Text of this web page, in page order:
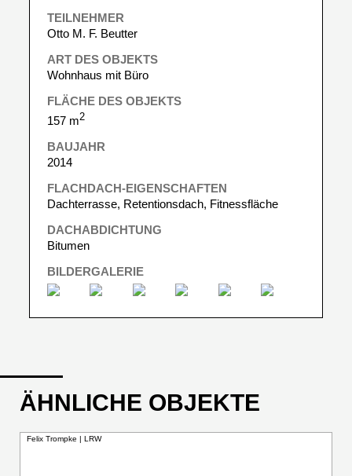
TEILNEHMER
Otto M. F. Beutter
ART DES OBJEKTS
Wohnhaus mit Büro
FLÄCHE DES OBJEKTS
157 m2
BAUJAHR
2014
FLACHDACH-EIGENSCHAFTEN
Dachterrasse, Retentionsdach, Fitnessfläche
DACHABDICHTUNG
Bitumen
BILDERGALERIE
ÄHNLICHE OBJEKTE
Felix Trompke | LRW